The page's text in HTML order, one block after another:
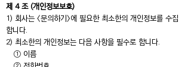
제 4 조 (개인정보보호)
1) 회사는 <문의하기>에 필요한 최소한의 개인정보를 수집
합니다.
2) 최소한의 개인정보는 다음 사항을 필수로 합니다.
① 이름